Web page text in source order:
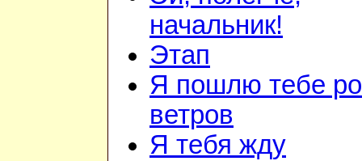
начальник!
Этап
Я пошлю тебе
ветров
Я тебя жду